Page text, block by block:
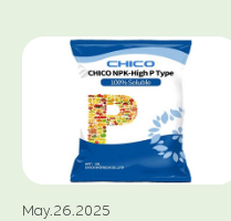
May.26.2025